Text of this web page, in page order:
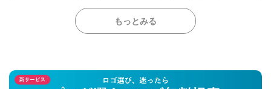
もっとみる